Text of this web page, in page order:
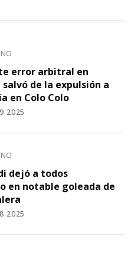
error arbitral en
de la expulsión a
en Colo Colo
2025
dejó a todos
en notable goleada de
2025